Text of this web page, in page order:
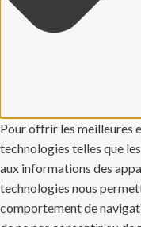
Pour offrir les meilleures
technologies telles que
aux informations des
technologies nous
comportement de